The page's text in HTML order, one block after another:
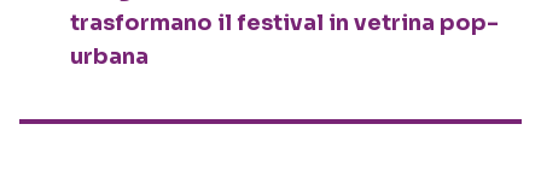
trasformano il festival in vetrina pop-
urbana